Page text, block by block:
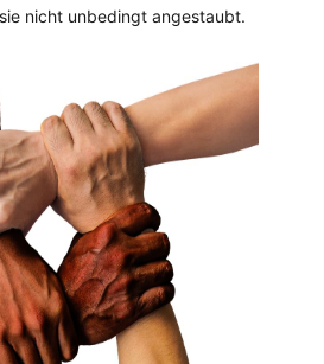
nicht unbedingt angestaubt.